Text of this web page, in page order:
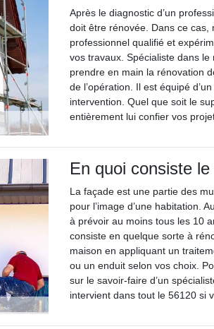
Après le diagnostic d’un
doit être rénovée. Dans ce cas,
professionnel qualifié et
vos travaux. Spécialiste dans
prendre en main la rénovation
de l’opération. Il est équipé
intervention. Quel que soit le
entièrement lui confier vos
En quoi consiste
La façade est une partie des
pour l’image d’une habitation.
à prévoir au moins tous les 10
consiste en quelque sorte à
maison en appliquant un
ou un enduit selon vos choix.
sur le savoir-faire d’un
intervient dans tout le 56120 si